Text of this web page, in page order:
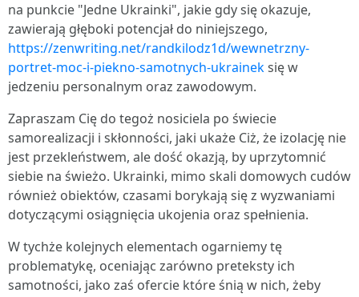
na punkcie "Jedne Ukrainki", jakie gdy się okazuje,
zawierają głęboki potencjał do niniejszego,
https://zenwriting.net/randkilodz1d/wewnetrzny-
portret-moc-i-piekno-samotnych-ukraineksię w
jedzeniu personalnym oraz zawodowym.
Zapraszam Cię do tegoż nosiciela po świecie
samorealizacji i skłonności, jaki ukaże Ciż, że izolację nie
jest przekleństwem, ale dość okazją, by uprzytomnić
siebie na świeżo. Ukrainki, mimo skali domowych cudów
również obiektów, czasami borykają się z wyzwaniami
dotyczącymi osiągnięcia ukojenia oraz spełnienia.
W tychże kolejnych elementach ogarniemy tę
problematykę, oceniając zarówno preteksty ich
samotności, jako zaś ofercie które śnią w nich, żeby